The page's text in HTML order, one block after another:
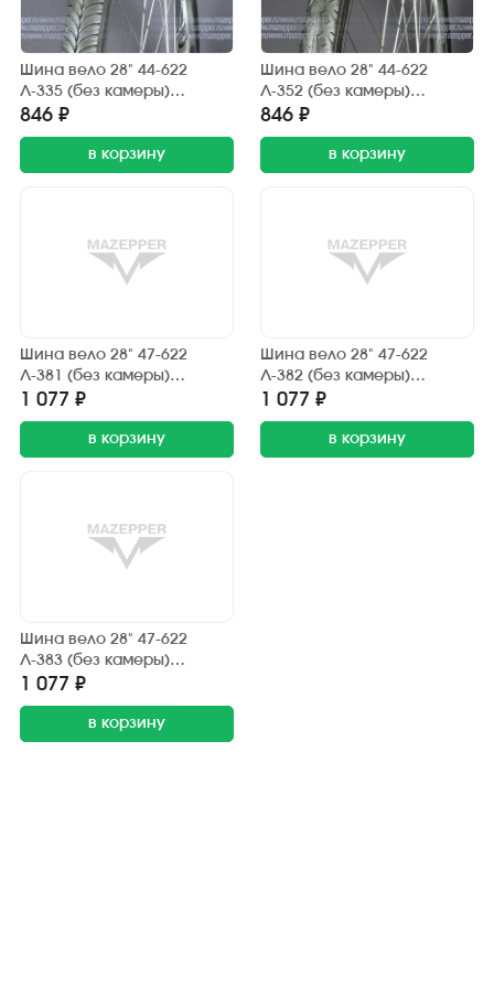
Шина вело 28" 44-622
Л-335 (без камеры)
"ПЕТРОШИНА" (28х1,75)
Украина, Аист (дорожный)
846 ₽
в корзину
Шина вело 28" 44-622
Л-352 (без камеры)
"ПЕТРОШИНА" (28х1,75)
Украина, Аист (дорожный)
846 ₽
в корзину
Шина вело 28" 47-622
Л-381 (без камеры)
"ПЕТРОШИНА" (28х1,85)
Украина, Аист (дорожный)
1 077 ₽
в корзину
Шина вело 28" 47-622
Л-382 (без камеры)
"ПЕТРОШИНА" (28х1,85)
Украина, Аист (дорожный)
1 077 ₽
в корзину
Шина вело 28" 47-622
Л-383 (без камеры)
"ПЕТРОШИНА" (28х1,85)
Украина, Аист (дорожный)
1 077 ₽
в корзину